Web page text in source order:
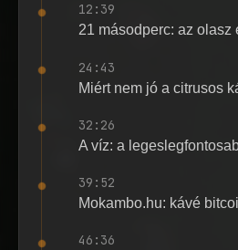
12:39
21 másodperc: az olasz
24:43
Miért nem jó a citrusos
32:26
A víz: a
39:52
Mokambo.hu: kávé
46:36